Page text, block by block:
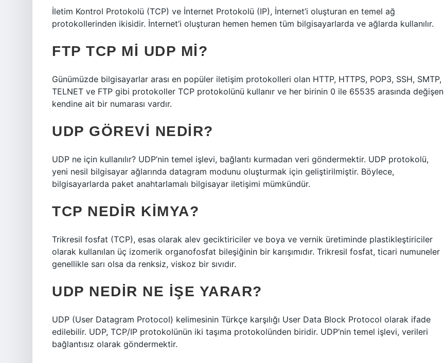
İletim Kontrol Protokolü (TCP) ve İnternet Protokolü (IP), İnternet’i oluşturan en temel ağ
protokollerinden ikisidir. İnternet’i oluşturan hemen hemen tüm bilgisayarlarda ve ağlarda kullanılır.
FTP TCP MI UDP MI?
Günümüzde bilgisayarlar arası en popüler iletişim protokolleri olan HTTP, HTTPS, POP3, SSH, SMTP,
TELNET ve FTP gibi protokoller TCP protokolünü kullanır ve her birinin 0 ile 65535 arasında değişen
kendine ait bir numarası vardır.
UDP GÖREVI NEDIR?
UDP ne için kullanılır? UDP’nin temel işlevi, bağlantı kurmadan veri göndermektir. UDP protokolü,
yeni nesil bilgisayar ağlarında datagram modunu oluşturmak için geliştirilmiştir. Böylece,
bilgisayarlarda paket anahtarlamalı bilgisayar iletişimi mümkündür.
TCP NEDIR KIMYA?
Trikresil fosfat (TCP), esas olarak alev geciktiriciler ve boya ve vernik üretiminde plastikleştiriciler
olarak kullanılan üç izomerik organofosfat bileşiğinin bir karışımıdır. Trikresil fosfat, ticari numuneler
genellikle sarı olsa da renksiz, viskoz bir sıvıdır.
UDP NEDIR NE IŞE YARAR?
UDP (User Datagram Protocol) kelimesinin Türkçe karşılığı User Data Block Protocol olarak ifade
edilebilir. UDP, TCP/IP protokolünün iki taşıma protokolünden biridir. UDP’nin temel işlevi, verileri
bağlantısız olarak göndermektir.